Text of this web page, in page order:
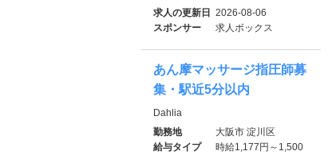
求人の更新日 2026-08-06
スポンサー
求人ボックス
あん摩マッサージ指圧師募
集・駅近5分以内
Dahlia
勤務地
大阪市 淀川区
給与タイプ
時給1,177円～1,500